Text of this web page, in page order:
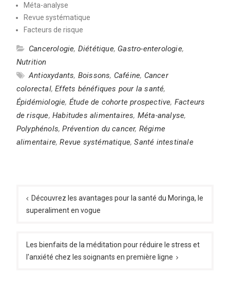
Méta-analyse
Revue systématique
Facteurs de risque
Cancerologie, Diététique, Gastro-enterologie,
Nutrition
Antioxydants, Boissons, Caféine, Cancer
colorectal,Effets bénéfiques pour la santé,
Épidémiologie, Étude de cohorte prospective, Facteurs
de risque, Habitudes alimentaires, Méta-analyse,
Polyphénols,Prévention du cancer, Régime
alimentaire,Revue systématique,Santé intestinale
de
l’article
Découvrez les avantages pour la santé du Moringa, le
superaliment en vogue
Les bienfaits de la méditation pour réduire le stress et
l'anxiété chez les soignants en première ligne